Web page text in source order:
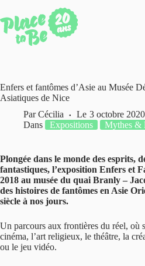
au
contenu
Enfers et fantômes d’Asie au Musée
Asiatiques de Nice
Par Cécilia Le 3 octobre 2020
Dans
Expositions Mythes &
Plongée dans le monde des esprits,
fantastiques, l’exposition Enfers et
2018 au musée du quai Branly –
des histoires de fantômes en Asie
siècle à nos jours.
Un parcours aux frontières du réel, où
cinéma, l’art religieux, le théâtre, la
ou le jeu vidéo.